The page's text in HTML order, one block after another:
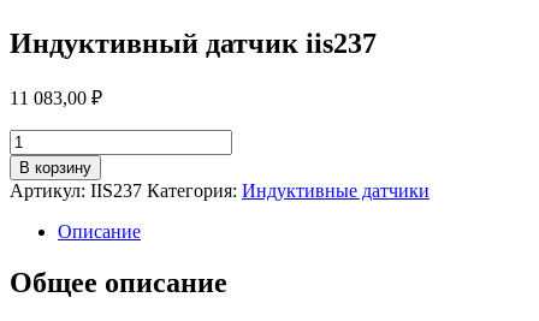
Индуктивный датчик iis237
11 083,00 ₽
Количество
товара
Индуктивный
датчик
iis237
В корзину
Артикул: IIS237 Категория: Индуктивные датчики
Описание
Общее описание